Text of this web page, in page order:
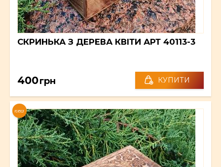
СКРИНЬКА З ДЕРЕВА КВІТИ АРТ 40113-3
400грн КУПИТИ
NEW